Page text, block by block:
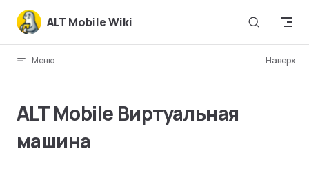
Skip to content
ALT Mobile Wiki
Меню Наверх
ALT Mobile Виртуальная
машина